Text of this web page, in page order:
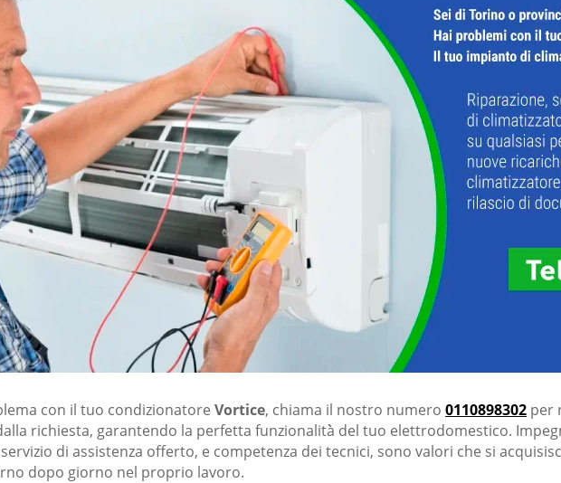
con il tuo condizionatore Vortice, chiama il nostro numero 0110898302 per
richiesta, garantendo la perfetta funzionalità̀ del tuo elettrodomestico.
di assistenza offerto, e competenza dei tecnici, sono valori che si
dopo giorno nel proprio lavoro.